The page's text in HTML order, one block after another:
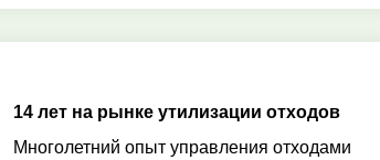
14 лет на рынке утилизации отходов
Многолетний опыт управления отходами